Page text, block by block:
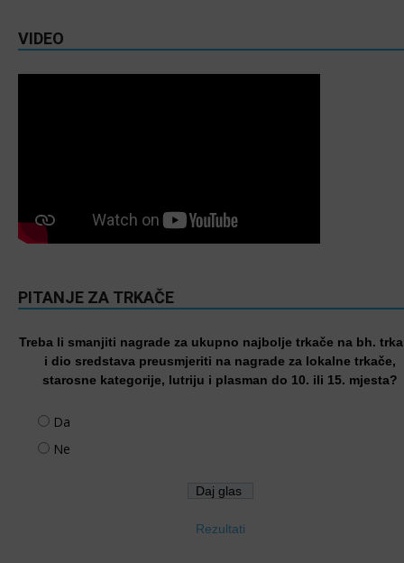
VIDEO
PITANJE ZA TRKAČE
Treba li smanjiti nagrade za ukupno najbolje trkače na bh.
i dio sredstava preusmjeriti na nagrade za lokalne trkače,
starosne kategorije, lutriju i plasman do 10. ili 15. mjesta?
Da
Ne
Rezultati